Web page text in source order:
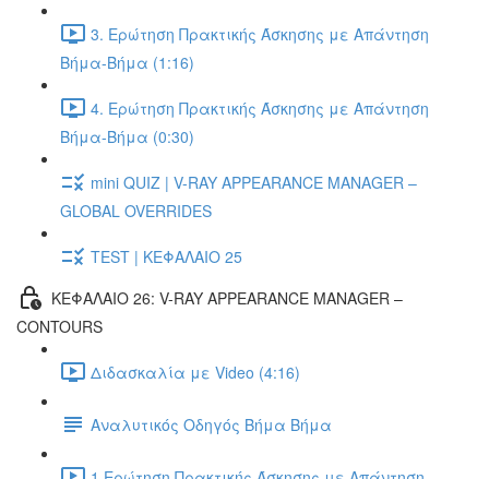
3. Ερώτηση Πρακτικής Άσκησης με Απάντηση
Βήμα-Βήμα (1:16)
4. Ερώτηση Πρακτικής Άσκησης με Απάντηση
Βήμα-Βήμα (0:30)
mini QUIZ | V-RAY APPEARANCE MANAGER –
GLOBAL OVERRIDES
TEST | ΚΕΦΑΛΑΙΟ 25
ΚΕΦΑΛΑΙΟ 26: V-RAY APPEARANCE MANAGER –
CONTOURS
Διδασκαλία με Video (4:16)
Αναλυτικός Οδηγός Βήμα Βήμα